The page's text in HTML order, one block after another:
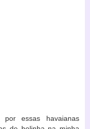
por essas havaianas